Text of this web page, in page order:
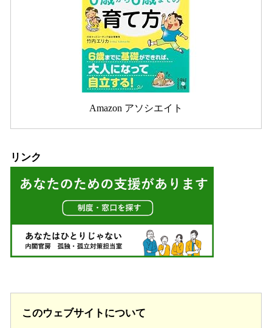
Amazon アソシエイト
リンク
このウェブサイトについて